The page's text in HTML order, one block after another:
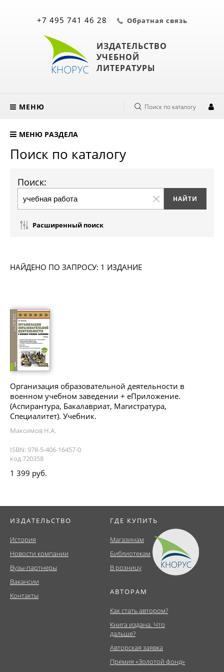
ИЗДАТЕЛЬСТВО
УЧЕБНОЙ
ЛИТЕРАТУРЫ
+7 495 741 46 28 Обратная связь
МЕНЮ Поиск по каталогу
МЕНЮ РАЗДЕЛА
Поиск по каталогу
Поиск:
Расширенный поиск
НАЙДЕНО ПО ЗАПРОСУ: 1 ИЗДАНИЕ
Организация образовательной деятельности в
военном учебном заведении + еПриложение.
(Аспирантура, Бакалавриат, Магистратура,
Специалитет). Учебник.
Максимов Н.А.
ISBN: 978-5-406-16457-0
код 720358
1 399 руб.
ИЗДАТЕЛЬСТВО
История
Новости компании
Вузы-партнеры
Вакансии
Контакты
ГДЕ КУПИТЬ
Магазинам
Библиотекам
В розницу
АВТОРАМ
Как стать автором?
Книга издана. Что
дальше?
Авторская заявка
Премия «Золотой фонд»